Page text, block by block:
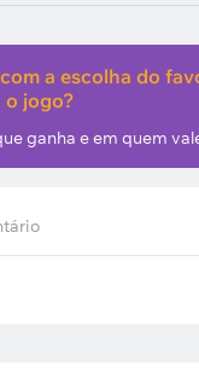
a escolha do
o jogo?
ganha e em quem